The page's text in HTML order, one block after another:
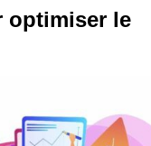
optimiser le